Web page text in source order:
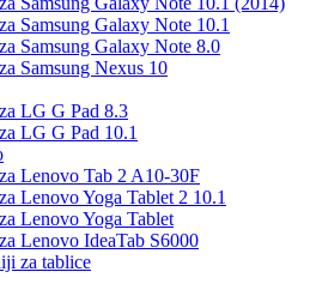
Samsung Galaxy Note 10.1
Samsung Galaxy Note 8.0
Samsung Nexus 10
LG G Pad 8.3
LG G Pad 10.1
Lenovo Tab 2 A10-30F
Lenovo Yoga Tablet 2 10.1
Lenovo Yoga Tablet
Lenovo IdeaTab S6000
za tablice